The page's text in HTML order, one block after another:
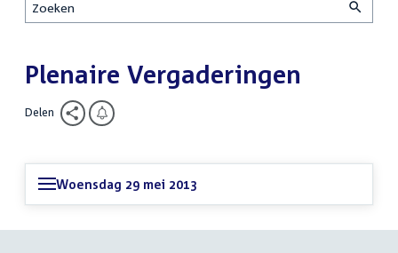
Zoeken
Plenaire Vergaderingen
Delen
Woensdag 29 mei 2013